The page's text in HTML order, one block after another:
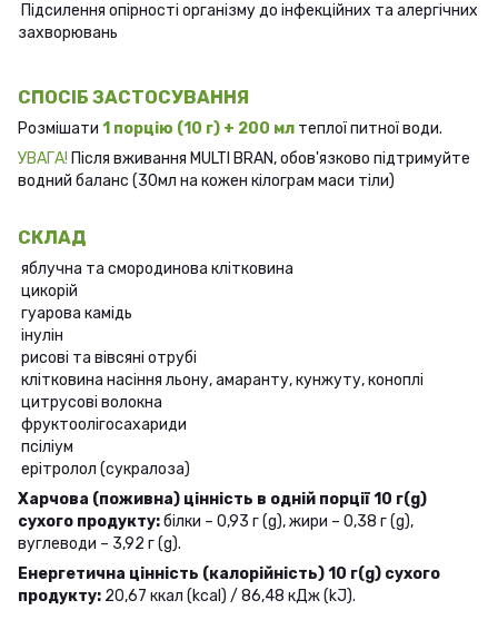
Підсилення опірності організму до інфекційних та алергічних
захворювань
СПОСІБ ЗАСТОСУВАННЯ
Розмішати 1 порцію (10 г) + 200 мл теплої питної води.
УВАГА! Після вживання MULTI BRAN, обов'язково підтримуйте
водний баланс (30мл на кожен кілограм маси тіли)
СКЛАД
яблучна та смородинова клітковина
цикорій
гуарова камідь
інулін
рисові та вівсяні отрубі
клітковина насіння льону, амаранту, кунжуту, коноплі
цитрусові волокна
фруктоолігосахариди
псіліум
ерітролол (сукралоза)
Харчова (поживна) цінність в одній порції 10 г(g)
сухого продукту:білки – 0,93 г (g), жири – 0,38 г (g),
вуглеводи – 3,92 г (g).
Енергетична цінність (калорійність) 10 г(g) сухого
продукту: 20,67 ккал (kcal) / 86,48 кДж (kJ).